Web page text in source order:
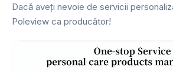
Dacă aveți nevoie de servicii
Poleview ca producător!